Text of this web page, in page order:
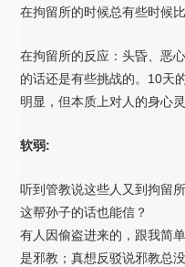
在拘留所的时候总有些时候
在拘留所的反应：头昏、恶
的话还是有些挑战的。10天
明显，但本质上对人的身心
软弱:
听到管教说这些人又到拘留
这帮孙子的话也能信？
有人因偷盗进来的，跟我简
是邪教；真想反驳说邪教总